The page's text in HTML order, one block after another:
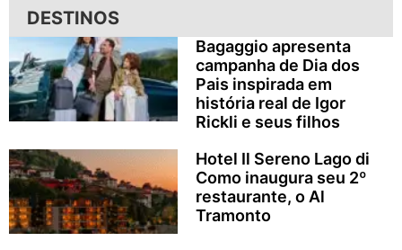
DESTINOS
Bagaggio apresenta
campanha de Dia dos
Pais inspirada em
história real de Igor
Rickli e seus filhos
Hotel Il Sereno Lago di
Como inaugura seu 2º
restaurante, o Al
Tramonto